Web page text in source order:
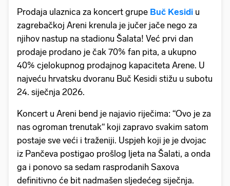
Prodaja ulaznica za koncert grupe Buč Kesidi u
zagrebačkoj Areni krenula je jučer jače nego za
njihov nastup na stadionu Šalata! Već prvi dan
prodaje prodano je čak 70% fan pita, a ukupno
40% cjelokupnog prodajnog kapaciteta Arene. U
najveću hrvatsku dvoranu Buč Kesidi stižu u subotu
24. siječnja 2026.
Koncert u Areni bend je najavio riječima: “Ovo je za
nas ogroman trenutak“ koji zapravo svakim satom
postaje sve veći i traženiji. Uspjeh koji je je dvojac
iz Pančeva postigao prošlog ljeta na Šalati, a onda
ga i ponovo sa sedam rasprodanih Saxova
definitivno će bit nadmašen sljedećeg siječnja.